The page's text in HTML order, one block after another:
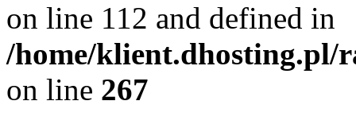
on line 112 and defined in
/home/klient.dhosting.pl/
on line 267